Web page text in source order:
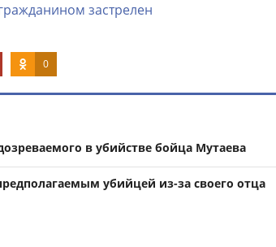
застрелен
0
в убийстве бойца Мутаева
убийцей из-за своего отца